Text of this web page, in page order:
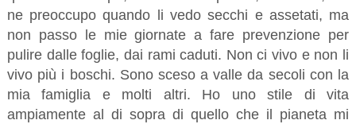
ne preoccupo quando li vedo secchi e assetati, ma
non passo le mie giornate a fare prevenzione per
pulire dalle foglie, dai rami caduti. Non ci vivo e non li
vivo più i boschi. Sono sceso a valle da secoli con la
mia famiglia e molti altri. Ho uno stile di vita
ampiamente al di sopra di quello che il pianeta mi